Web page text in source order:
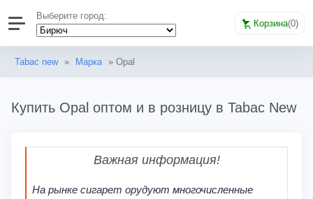
Выберите город:
Корзина(0)
Tabac new » Марка » Opal
Купить Opal оптом и в розницу в Tabac New
Важная информация!
На рынке сигарет орудуют многочисленные